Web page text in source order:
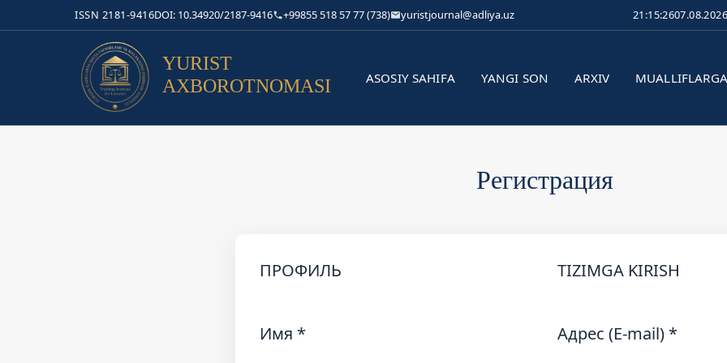
ISSN 2181-9416DOI: 10.34920/2187-9416 +99855 518 57 77 (738) yuristjournal@adliya.uz 21:15:26
YURIST
AXBOROTNOMASI
ASOSIY SAHIFA YANGI SON ARXIV MUALLIFLARGA
Регистрация
ПРОФИЛЬ
Имя *
TIZIMGA KIRISH
Адрес (E-mail) *